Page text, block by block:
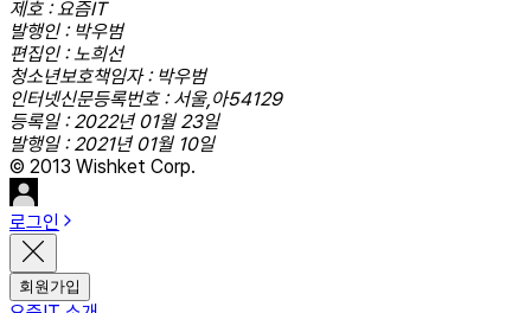
제호 : 요즘IT
발행인 : 박우범
편집인 : 노희선
청소년보호책임자 : 박우범
인터넷신문등록번호 : 서울,아54129
등록일 : 2022년 01월 23일
발행일 : 2021년 01월 10일
© 2013 Wishket Corp.
로그인
회원가입